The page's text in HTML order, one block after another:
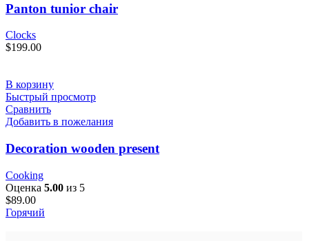
Panton tunior chair
Clocks
$199.00
В корзину
Быстрый просмотр
Сравнить
Добавить в пожелания
Decoration wooden present
Cooking
Оценка 5.00 из 5
$89.00
Горячий